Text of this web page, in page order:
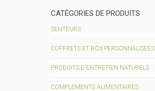
CATÉGORIES DE PRODUITS
SENTEURS
COFFRETS ET BOX PERSONNALISEES
PRODUITS D'ENTRETIEN NATURELS
COMPLEMENTS ALIMENTAIRES